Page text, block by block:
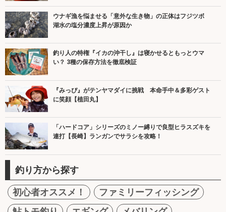
ウナギ漁を悩ませる「意外な生き物」の正体はフジツボ
湖水の塩分濃度上昇が原因か
釣り人の特権『イカの沖干し』は寝かせるともっとウマ
い？ 3種の保存方法を徹底検証
『みっぴ』がテンヤマダイに挑戦 本命手中＆多彩ゲスト
に笑顔【植田丸】
「ハードコア」シリーズのミノー縛りで良型ヒラスズキを
連打【長崎】ランガンでサラシを攻略！
釣り方から探す
初心者オススメ！
ファミリーフィッシング